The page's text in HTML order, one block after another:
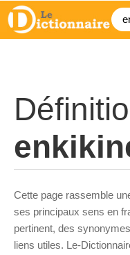
Cette page rassemble
ses principaux sens en
pertinent, des
liens utiles. Le-